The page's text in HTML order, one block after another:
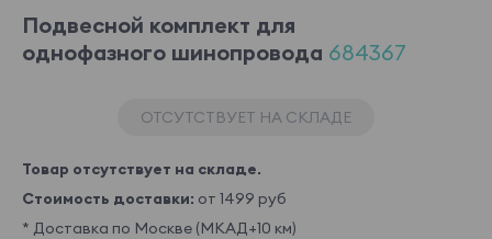
Подвесной комплект для
однофазного шинопровода 684367
ОТСУТСТВУЕТ НА СКЛАДЕ
Товар отсутствует на складе.
Стоимость доставки: от 1499 руб
* Доставка по Москве (МКАД+10 км)